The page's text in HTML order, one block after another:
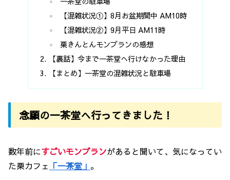
【混雑状況①】8月お盆期間中 AM10時
【混雑状況②】9月平日 AM11時
栗きんとんモンブランの感想
【裏話】今まで一茶堂へ行けなかった理由
【まとめ】一茶堂の混雑状況と駐車場
念願の一茶堂へ行ってきました！
数年前にすごいモンブランがあると聞いて、気になってい
た栗カフェ 「一茶堂」 。